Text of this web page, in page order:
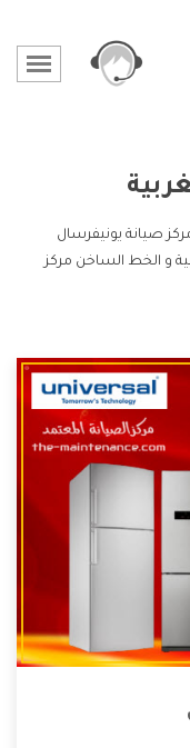
صيانة يونيفرسال
و الخط الساخن مركز